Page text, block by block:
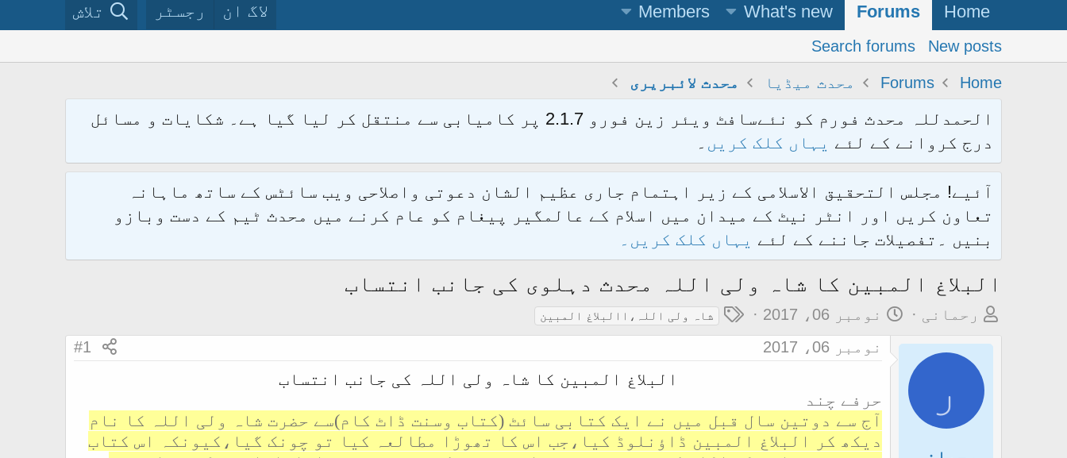
Home
Forums
What's new
Members لاگ ان رجسٹر تلاش
New posts
Search forums
Home
Forums محدث میڈیا محدث لائبریری
الحمدللہ محدث فورم کو نئےسافٹ ویئر زین فورو 2.1.7 پر کامیابی سے منتقل کر لیا گیا ہے۔ شکایات و مسائل
درج کروانے کے لئے یہاں کلک کریں ۔
آئیے! مجلس التحقیق الاسلامی کے زیر اہتمام جاری عظیم الشان دعوتی واصلاحی ویب سائٹس کے ساتھ ماہانہ
تعاون کریں اور انٹر نیٹ کے میدان میں اسلام کے عالمگیر پیغام کو عام کرنے میں محدث ٹیم کے دست وبازو
بنیں ۔تفصیلات جاننے کے لئے یہاں کلک کریں۔
البلاغ المبین کا شاہ ولی اللہ محدث دہلوی کی جانب انتساب
م
ض
ک
رحمانی
ت
ا
ر
خ
آ
غ
نومبر 06، 2017
ٹ
ی
شاہ ولی اللہ،االبلاغ المبین
ر
نومبر 06، 2017 #1
البلاغ المبین کا شاہ ولی اللہ کی جانب انتساب
حرفے چند
آج سے دوتین سال قبل میں نے ایک کتابی سائٹ (کتاب وسنت ڈاٹ کام)سے حضرت شاہ ولی اللہ کا نام
دیکھ کر البلاغ المبین ڈاؤنلوڈ کیا،جب اس کا تھوڑا مطالعہ کیا تو چونک گیا،کیونکہ اس کتاب